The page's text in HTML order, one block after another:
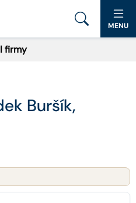
MENU
firmy
Buršík,